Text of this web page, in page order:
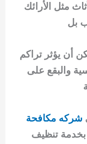
مثل الأرائك
بل
أن يؤثر تراكم
والبقع على
شركه مكافحة
بخدمة تنظيف